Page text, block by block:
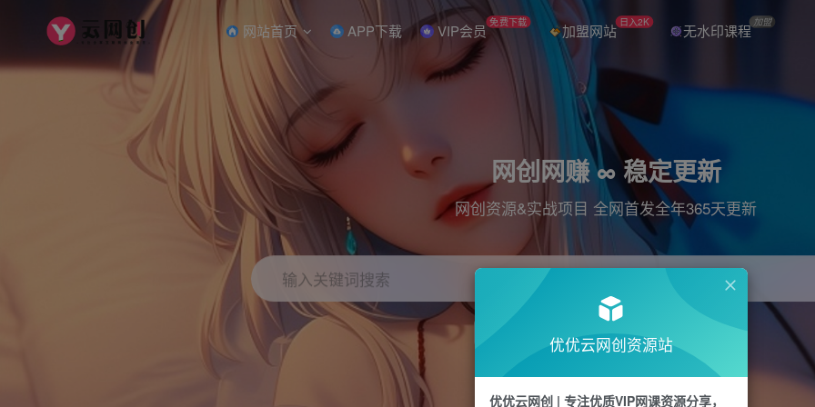
网站首页 APP下载 VIP会员 免费下载 加盟网站 日入2K 无水印课程 加盟
网创网赚 ∞ 稳定更新
网创资源&实战项目 全网首发全年365天更新
输入关键词搜索
引流 直播 电商 剪辑
优优云网创资源站
优优云网创 | 专注优质VIP网课资源分享，